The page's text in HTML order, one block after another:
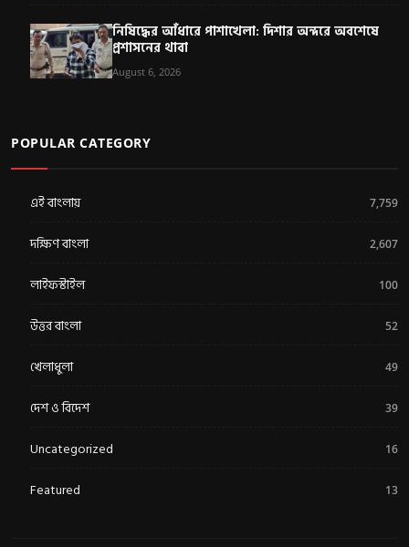
নিষিদ্ধের আঁধারে পাশাখেলা: দিশার অন্দরে অবশেষে
প্রশাসনের থাবা
August 6, 2026
POPULAR CATEGORY
এই বাংলায় 7,759
দক্ষিণ বাংলা 2,607
লাইফস্টাইল 100
উত্তর বাংলা 52
খেলাধুলা 49
দেশ ও বিদেশ 39
Uncategorized 16
Featured 13